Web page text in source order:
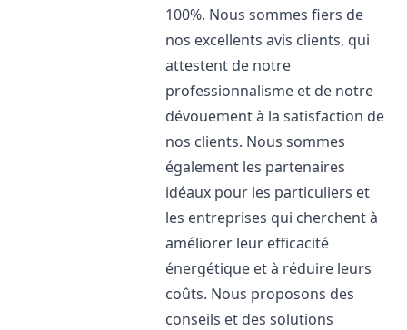
100%. Nous sommes fiers de
nos excellents avis clients, qui
attestent de notre
professionnalisme et de notre
dévouement à la satisfaction de
nos clients. Nous sommes
également les partenaires
idéaux pour les particuliers et
les entreprises qui cherchent à
améliorer leur efficacité
énergétique et à réduire leurs
coûts. Nous proposons des
conseils et des solutions